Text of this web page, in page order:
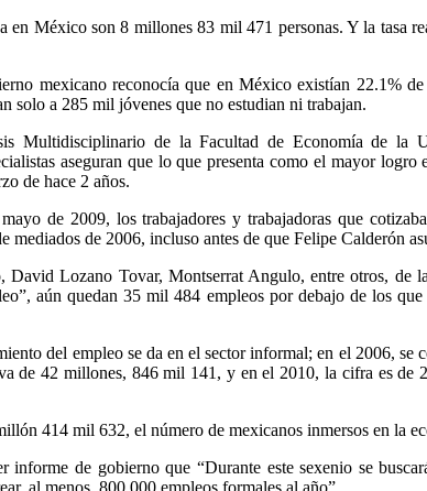
en México son 8 millones 83 mil 471 personas. Y la tasa
mexicano reconocía que en México existían 22.1%
a 285 mil jóvenes que no estudian ni trabajan.
Multidisciplinario de la Facultad de Economía de la
aseguran que lo que presenta como el mayor logro
de hace 2 años.
de 2009, los trabajadores y trabajadoras que
mediados de 2006, incluso antes de que Felipe Calderón
Lozano Tovar, Montserrat Angulo, entre otros, de
aún quedan 35 mil 484 empleos por debajo de los
del empleo se da en el sector informal; en el 2006, se
de 42 millones, 846 mil 141, y en el 2010, la cifra es
414 mil 632, el número de mexicanos inmersos en la
de gobierno que “Durante este sexenio se
al menos, 800,000 empleos formales al año”.